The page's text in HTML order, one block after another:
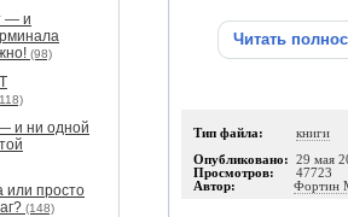
— и
(98)
и ни одной
или просто
(148)
Читать
Тип файла: книги
Опубликовано: 29 мая
Просмотров: 47723
Автор: Фортин